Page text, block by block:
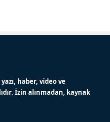
haber, video ve
İzin alınmadan, kaynak